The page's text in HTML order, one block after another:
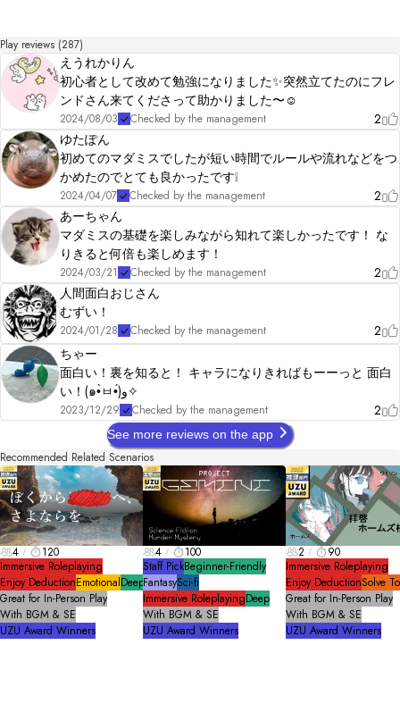
エンディング演出と真相を一部修正しました
Play reviews (287)
えうれかりん
初心者として改めて勉強になりました✨突然立てたのにフレ
ンドさん来てくださって助かりました〜☺️
2024/08/03 Checked by the management
2
ゆたぽん
初めてのマダミスでしたが短い時間でルールや流れなどをつ
かめたのでとても良かったです❕
2024/04/07 Checked by the management
2
あーちゃん
マダミスの基礎を楽しみながら知れて楽しかったです！ な
りきると何倍も楽しめます！
2024/03/21 Checked by the management
2
人間面白おじさん
むずい！
2024/01/28 Checked by the management
2
ちゃー
面白い！裏を知ると！ キャラになりきればもーーっと 面白
い！(๑•̀ㅂ•́)و✧
2023/12/29 Checked by the management 2
See more reviews on the app
Recommended Related Scenarios
4
120
Immersive Roleplaying
Enjoy DeductionEmotionalDeep
Great for In-Person Play
With BGM & SE
UZU Award Winners
4
100
Staff PickBeginner-Friendly
FantasySci-fi
Immersive RoleplayingDeep
With BGM & SE
UZU Award Winners
2
90
Immersive Roleplaying
Enjoy DeductionSolve
Great for In-Person Play
With BGM & SE
UZU Award Winners